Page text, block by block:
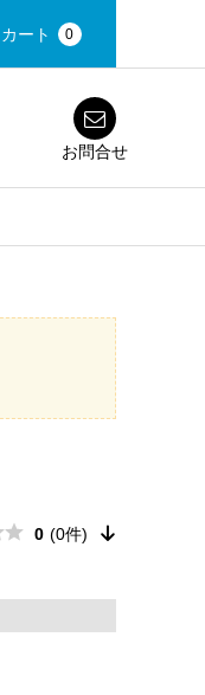
カート 0
お問合せ
0 (0件)